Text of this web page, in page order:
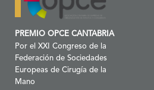
PREMIO OPCE CANTABRIA
Por el XXI Congreso de la
Federación de Sociedades
Europeas de Cirugía de la
Mano